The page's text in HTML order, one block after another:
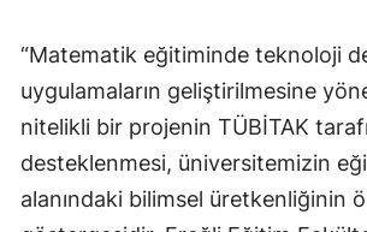
“Matematik eğitiminde teknoloji
uygulamaların geliştirilmesine
nitelikli bir projenin TÜBİTAK
desteklenmesi, üniversitemizin
alanındaki bilimsel üretkenliğinin